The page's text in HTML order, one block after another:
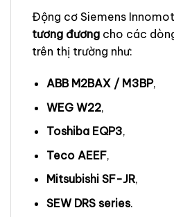
Động cơ Siemens
tương đương cho các
trên thị trường như:
ABB M2BAX / M3BP,
WEG W22,
Toshiba EQP3,
Teco AEEF,
Mitsubishi SF-JR,
SEW DRS series.